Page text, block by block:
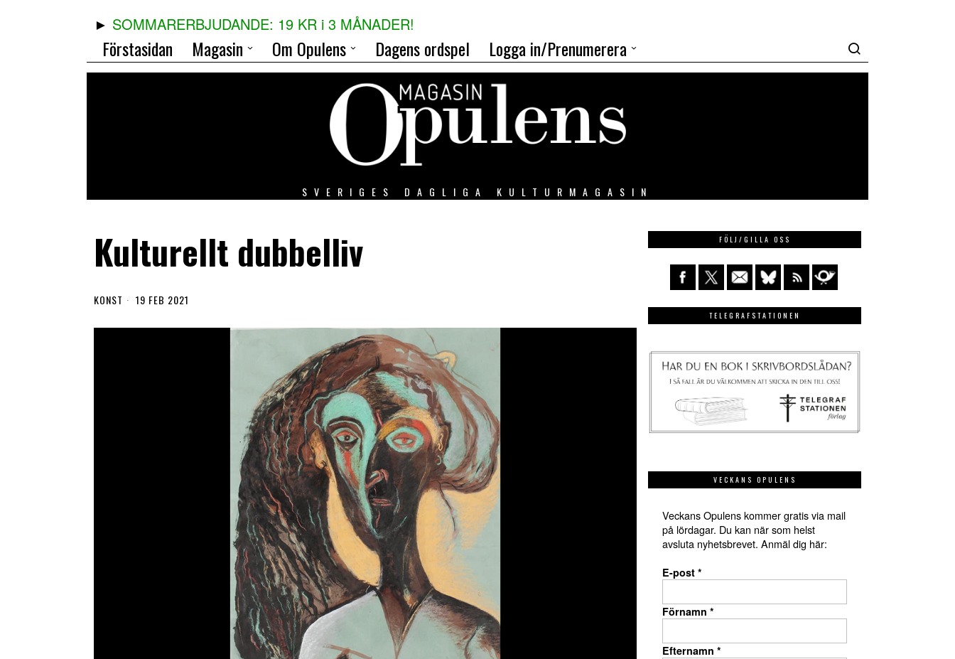
SOMMARERBJUDANDE: 19 KR i 3 MÅNADER!
Förstasidan Magasin Om Opulens Dagens ordspel Logga in/Prenumerera
SVERIGES DAGLIGA KULTURMAGASIN
Kulturellt dubbelliv
KONST 19 FEB 2021
FÖLJ/GILLA OSS
TELEGRAFSTATIONEN
VECKANS OPULENS
Veckans Opulens kommer gratis via mail
på lördagar. Du kan när som helst
avsluta nyhetsbrevet. Anmäl dig här:
E-post *
Förnamn *
Efternamn *